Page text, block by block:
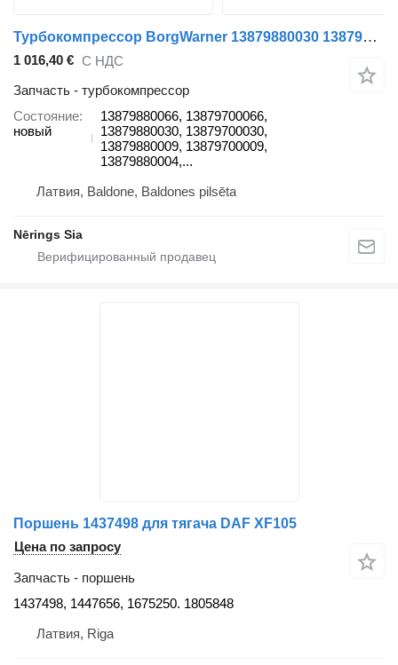
Турбокомпрессор BorgWarner 13879880030 13879880066 для тягача DAF CF 85 / XF 105
1 016,40 € С НДС
Запчасть - турбокомпрессор
Состояние
новый
13879880066, 13879700066,
13879880030, 13879700030,
13879880009, 13879700009,
13879880004,...
Латвия, Baldone, Baldones pilsēta
Nērings Sia
Поршень 1437498 для тягача DAF XF105
Цена по запросу
Запчасть - поршень
1437498, 1447656, 1675250. 1805848
Латвия, Riga